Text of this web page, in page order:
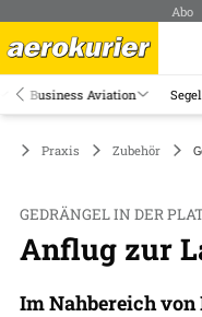
Abo
Business Aviation
Praxis Zubehör
GEDRÄNGEL IN DER
Anflug zur
Im Nahbereich